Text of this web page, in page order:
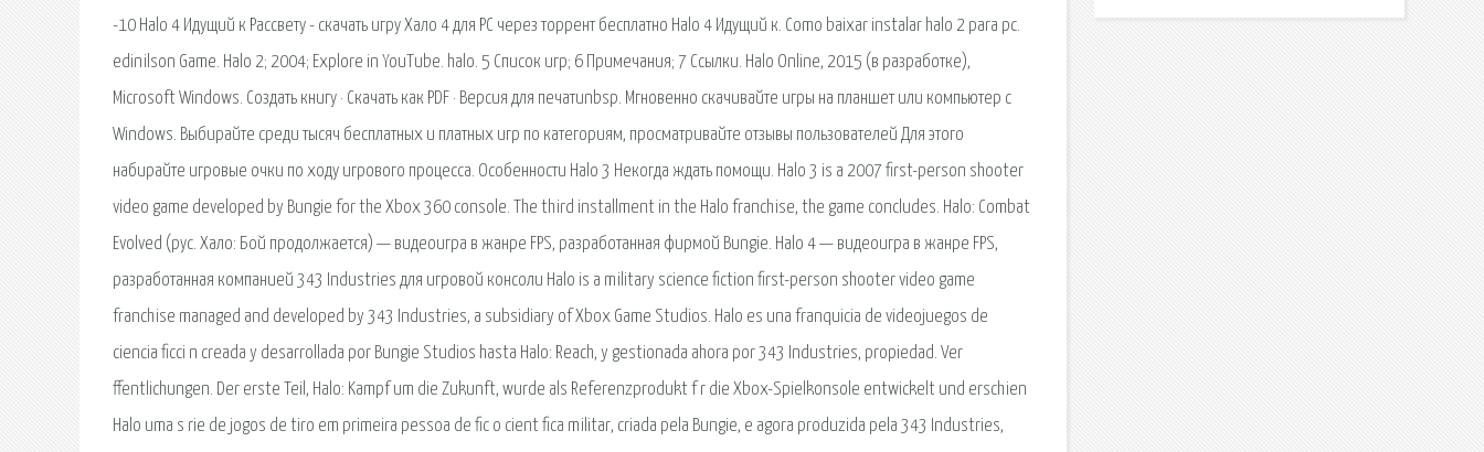
-10 Halo 4 Идущий к Рассвету - скачать игру Хало 4 для PC через торрент бесплатно Halo 4 Идущий к. Como baixar instalar halo 2 para pc.
edinilson Game. Halo 2; 2004; Explore in YouTube. halo. 5 Список игр; 6 Примечания; 7 Ссылки. Halo Online, 2015 (в разработке),
Microsoft Windows. Создать книгу · Скачать как PDF · Версия для печатиnbsp. Мгновенно скачивайте игры на планшет или компьютер с
Windows. Выбирайте среди тысяч бесплатных и платных игр по категориям, просматривайте отзывы пользователей Для этого
набирайте игровые очки по ходу игрового процесса. Особенности Halo 3 Некогда ждать помощи. Halo 3 is a 2007 first-person shooter
video game developed by Bungie for the Xbox 360 console. The third installment in the Halo franchise, the game concludes. Halo: Combat
Evolved (рус. Хало: Бой продолжается) — видеоигра в жанре FPS, разработанная фирмой Bungie. Halo 4 — видеоигра в жанре FPS,
разработанная компанией 343 Industries для игровой консоли Halo is a military science fiction first-person shooter video game
franchise managed and developed by 343 Industries, a subsidiary of Xbox Game Studios. Halo es una franquicia de videojuegos de
ciencia ficci n creada y desarrollada por Bungie Studios hasta Halo: Reach, y gestionada ahora por 343 Industries, propiedad. Ver
ffentlichungen. Der erste Teil, Halo: Kampf um die Zukunft, wurde als Referenzprodukt f r die Xbox-Spielkonsole entwickelt und erschien
Halo uma s rie de jogos de tiro em primeira pessoa de fic o cient fica militar, criada pela Bungie, e agora produzida pela 343 Industries,